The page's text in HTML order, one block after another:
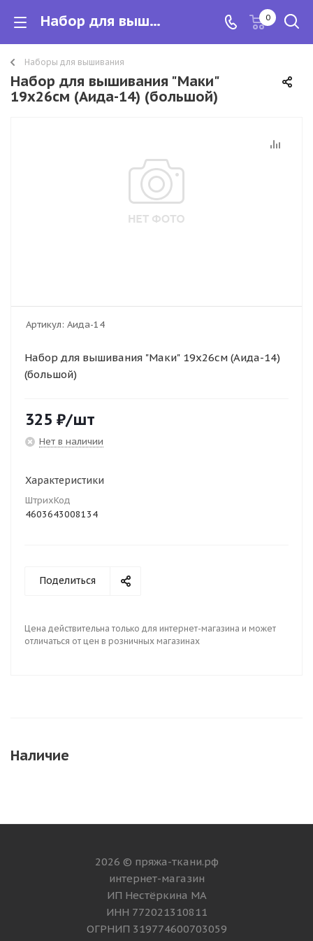
Набор для вышивания "Маки" 19х26см (Аида-14) (большой) 0
Наборы для вышивания
Набор для вышивания "Маки"
19х26см (Аида-14) (большой)
Артикул: Аида-14
Набор для вышивания "Маки" 19х26см (Аида-14)
(большой)
325 ₽/шт
Нет в наличии
Характеристики
ШтрихКод
4603643008134
Поделиться
Цена действительна только для интернет-магазина и может
отличаться от цен в розничных магазинах
Наличие
2026 © пряжа-ткани.рф
интернет-магазин
ИП Нестёркина МА
ИНН 772021310811
ОГРНИП 319774600703059